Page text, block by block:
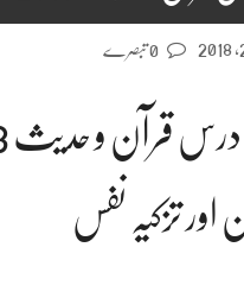
قرآن و حدیث 2018-05-24
تزکیہ نفس